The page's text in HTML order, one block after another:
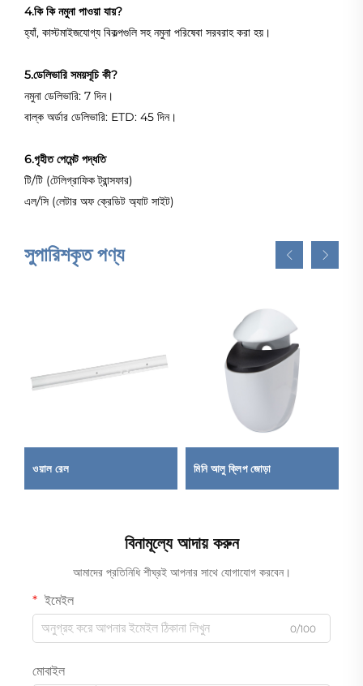
4.কি কি নমুনা পাওয়া যায়?
হ্যাঁ, কাস্টমাইজযোগ্য বিকল্পগুলি সহ নমুনা পরিষেবা সরবরাহ করা হয়।
5.ডেলিভারি সময়সূচি কী?
নমুনা ডেলিভারি: 7 দিন।
বাল্ক অর্ডার ডেলিভারি: ETD: 45 দিন।
6.গৃহীত পেমেন্ট পদ্ধতি
টি/টি (টেলিগ্রাফিক ট্রান্সফার)
এল/সি (লেটার অফ ক্রেডিট অ্যাট সাইট)
সুপারিশকৃত পণ্য
ওয়াল রেল মিনি আলু ক্লিপ জোড়া
বিনামূল্যে আদায় করুন
আমাদের প্রতিনিধি শীঘ্রই আপনার সাথে যোগাযোগ করবেন।
ইমেইল
0/100
মোবাইল